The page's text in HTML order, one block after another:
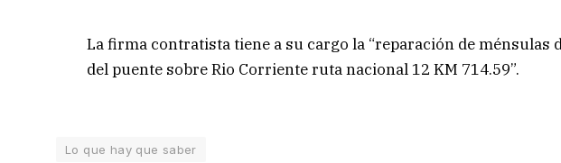
La firma contratista tiene a su cargo la “reparación de
del puente sobre Rio Corriente ruta nacional 12 KM 714.59”.
Lo que hay que saber